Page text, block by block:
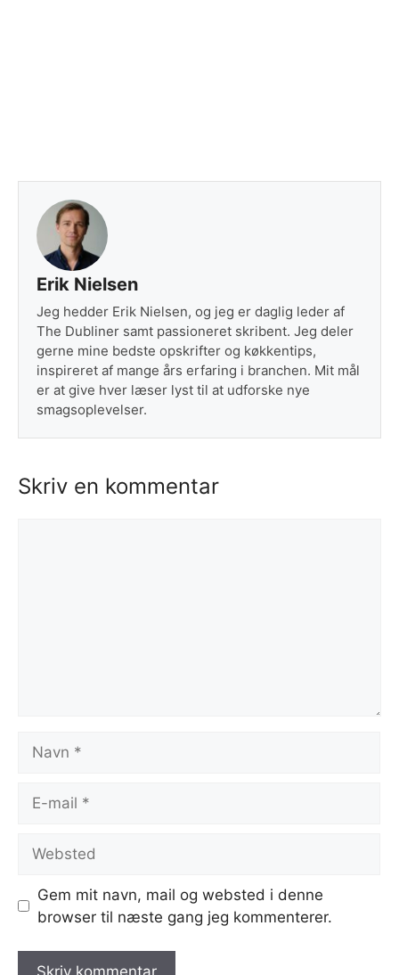
Erik Nielsen
Jeg hedder Erik Nielsen, og jeg er daglig leder af
The Dubliner samt passioneret skribent. Jeg deler
gerne mine bedste opskrifter og køkkentips,
inspireret af mange års erfaring i branchen. Mit mål
er at give hver læser lyst til at udforske nye
smagsoplevelser.
Skriv en kommentar
mail
Gem mit navn, mail og websted i denne
browser til næste gang jeg kommenterer.